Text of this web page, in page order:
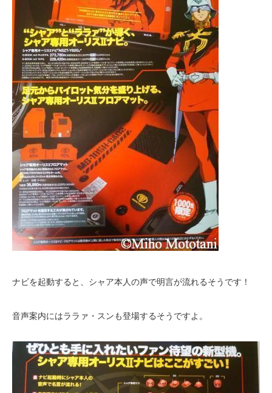
ナビを起動すると、シャア本人の声で明言が流れるそうです！
音声案内にはララァ・スンも登場するそうですよ。